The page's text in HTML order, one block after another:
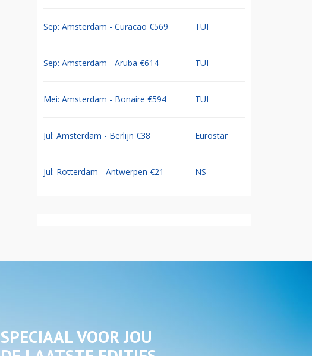
Sep: Amsterdam - Curacao €569 TUI
Sep: Amsterdam - Aruba €614 TUI
Mei: Amsterdam - Bonaire €594 TUI
Jul: Amsterdam - Berlijn €38 Eurostar
Jul: Rotterdam - Antwerpen €21 NS
SPECIAAL VOOR JOU